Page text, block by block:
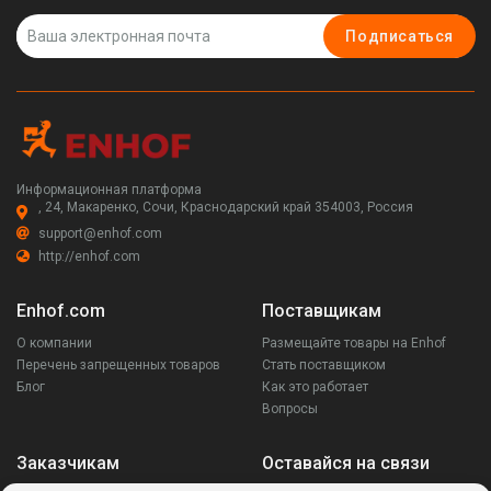
Подписаться
Информационная платформа
, 24, Макаренко, Сочи, Краснодарский край 354003, Россия
support@enhof.com
http://enhof.com
Enhof.com
О компании
Перечень запрещенных товаров
Блог
Поставщикам
Размещайте товары на Enhof
Стать поставщиком
Как это работает
Вопросы
Заказчикам Оставайся на связи